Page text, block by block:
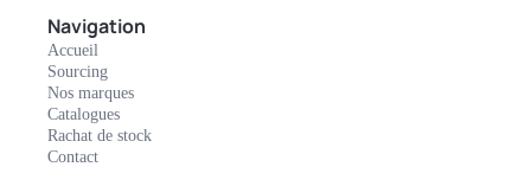
Navigation
Accueil
Sourcing
Nos marques
Catalogues
Rachat de stock
Contact